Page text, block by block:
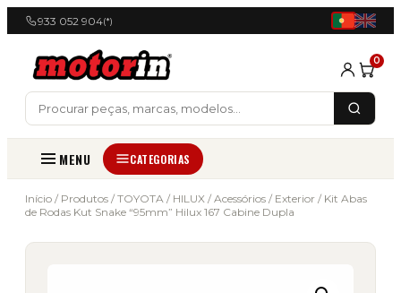
933 052 904(*)
0
MENU CATEGORIAS
Início / Produtos / TOYOTA / HILUX / Acessórios / Exterior / Kit Abas
de Rodas Kut Snake “95mm” Hilux 167 Cabine Dupla